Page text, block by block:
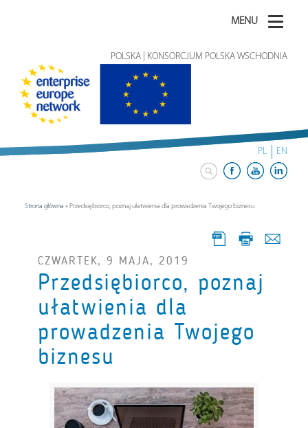
MENU
POLSKA | KONSORCJUM POLSKA WSCHODNIA
PL EN
Strona główna » Przedsiębiorco, poznaj ułatwienia dla prowadzenia Twojego biznesu
CZWARTEK, 9 MAJA, 2019
Przedsiębiorco, poznaj
ułatwienia dla
prowadzenia Twojego
biznesu